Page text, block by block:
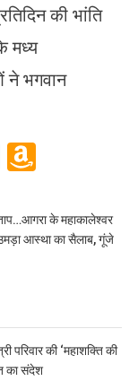
की भांति
मध्य
ने भगवान
Telegram
List
के महाकालेश्वर
उमड़ा आस्था का सैलाब, गूंजे
परिवार की ‘महाशक्ति की
का संदेश